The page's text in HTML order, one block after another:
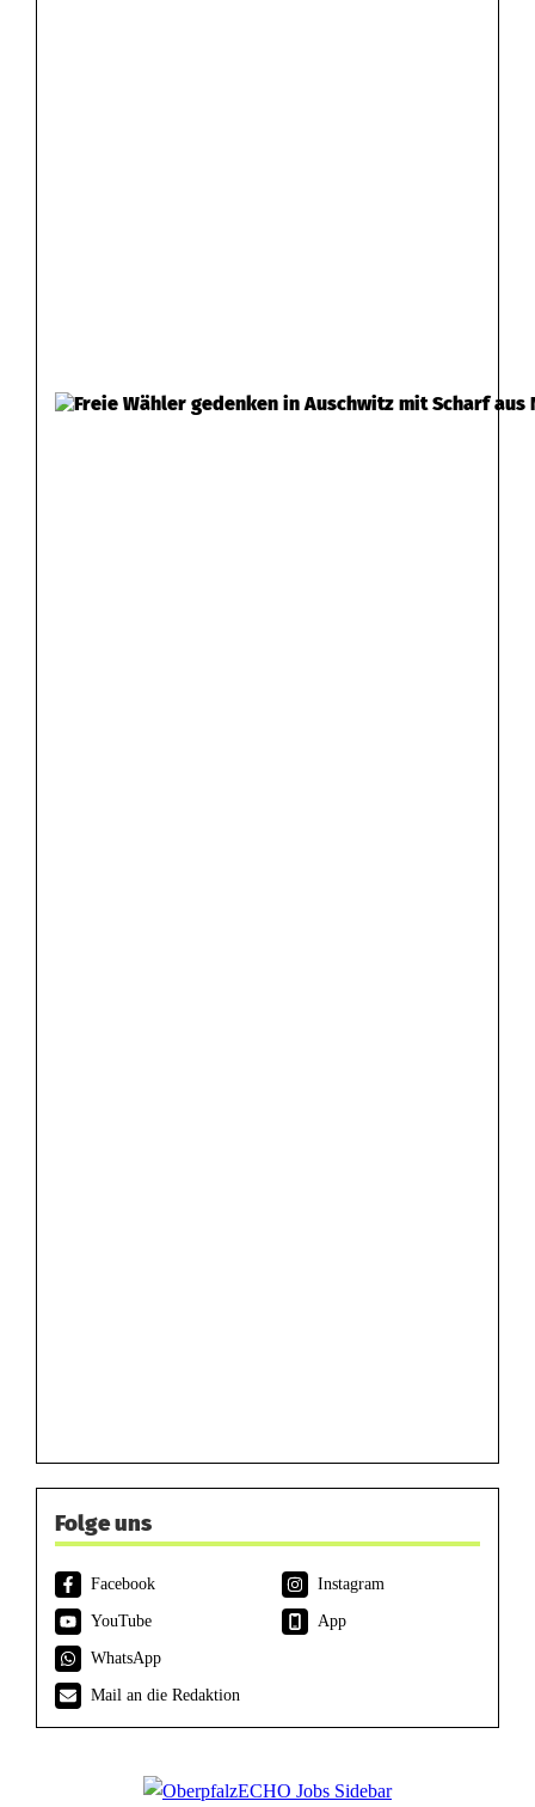
Folge uns
Facebook
Instagram
YouTube
App
WhatsApp
Mail an die Redaktion